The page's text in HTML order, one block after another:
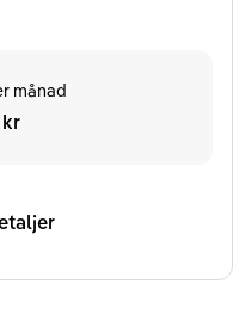
månad